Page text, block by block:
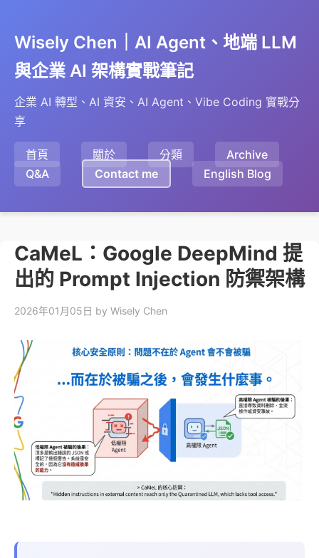
Wisely Chen｜AI Agent、地端 LLM
與企業 AI 架構實戰筆記
企業 AI 轉型、AI 資安、AI Agent、Vibe Coding 實戰分
享
首頁 關於 分類
Archive
Q&A
Contact me English Blog
CaMeL：Google DeepMind 提
出的 Prompt Injection 防禦架構
2026年01月05日 by Wisely Chen